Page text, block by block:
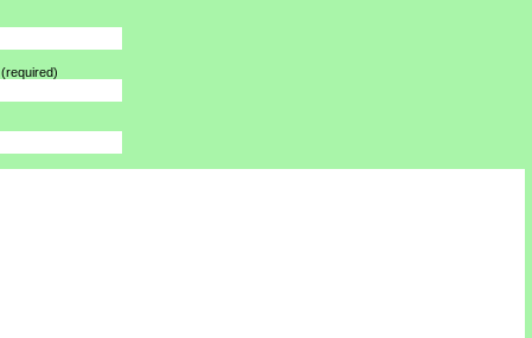
(required)